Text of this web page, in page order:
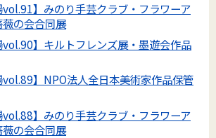
vol.91】みのり手芸クラブ・フラワーア
の会合同展
vol.90】キルトフレンズ展・墨遊会作品
vol.89】NPO法人全日本美術家作品保管
vol.88】みのり手芸クラブ・フラワーア
の会合同展